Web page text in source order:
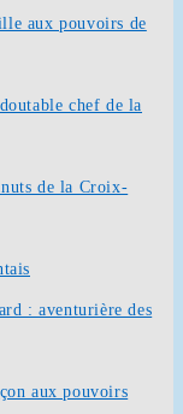
aux pouvoirs de
chef de la
de la Croix-
: aventurière des
aux pouvoirs